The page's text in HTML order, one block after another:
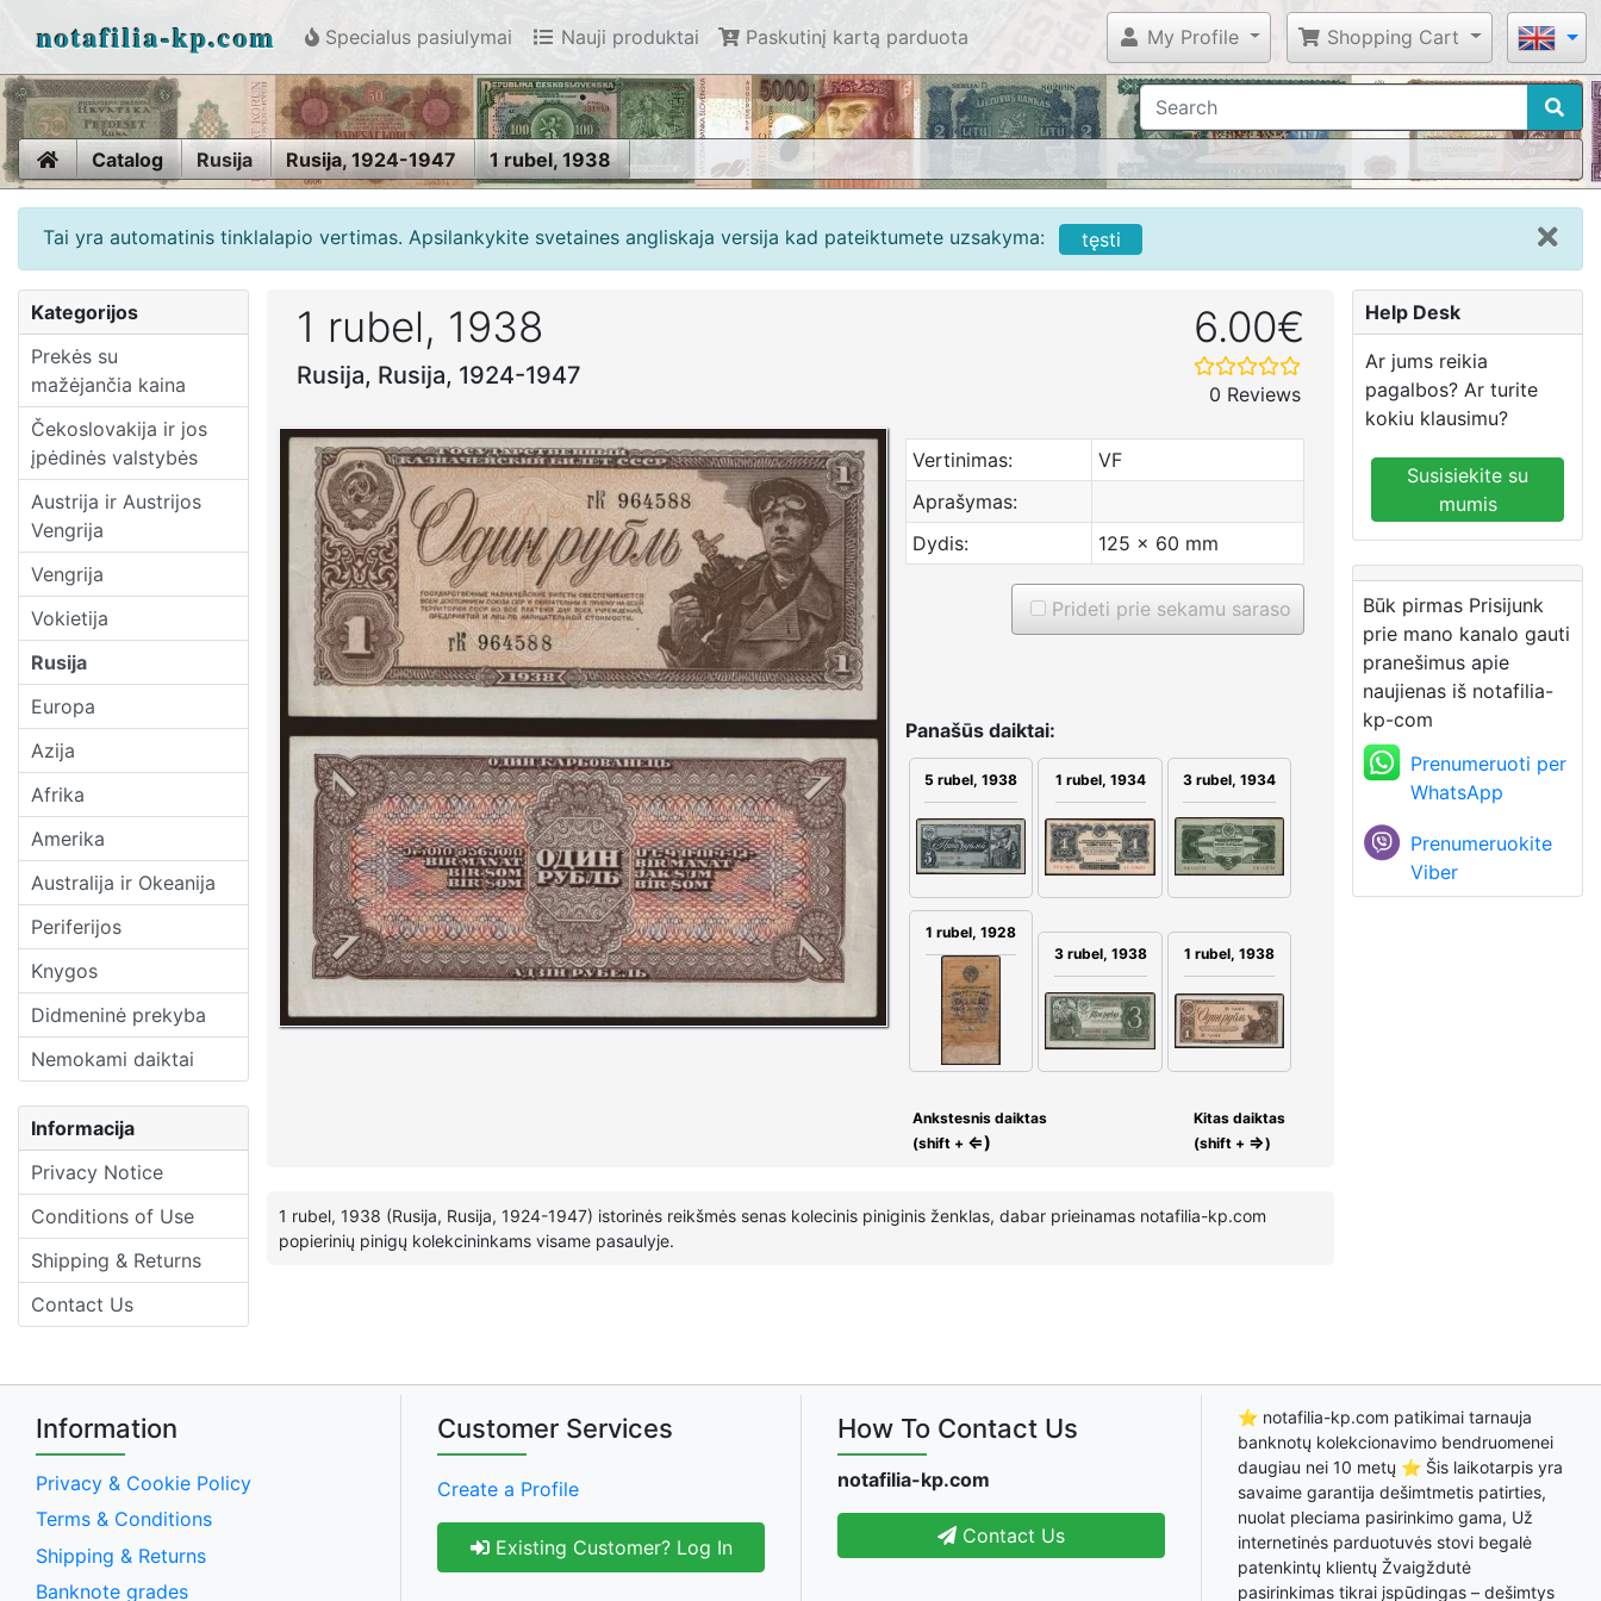
notafilia-kp.com Specialus pasiulymai Nauji produktai Paskutinį kartą parduota My Profile Shopping Cart
HomeCatalog Rusija Rusija, 1924-1947 1 rubel, 1938
Tai yra automatinis tinklalapio vertimas. Apsilankykite svetaines angliskaja versija kad pateiktumete uzsakyma: tęsti
Kategorijos
Prekės su
mažėjančia kaina
Čekoslovakija ir jos
įpėdinės valstybės
Austrija ir Austrijos
Vengrija
Vengrija
Vokietija
Rusija
Europa
Azija
Afrika
Amerika
Australija ir Okeanija
Periferijos
Knygos
Didmeninė prekyba
Nemokami daiktai
Informacija
Privacy Notice
Conditions of Use
Shipping & Returns
Contact Us
1 rubel, 1938
Rusija, Rusija, 1924-1947
6.00€
0 Reviews
Vertinimas:
VF
Aprašymas:
Dydis:
125 x 60 mm
Prideti prie sekamu saraso
Panašūs daiktai:
5 rubel, 1938 1 rubel, 1934 3 rubel, 1934
1 rubel, 1928
3 rubel, 1938
1 rubel, 1938
Ankstesnis daiktas
(shift + ⇐)
Kitas daiktas
(shift + ⇒)
1 rubel, 1938 (Rusija, Rusija, 1924-1947) istorinės reikšmės senas kolecinis piniginis ženklas, dabar prieinamas notafilia-kp.com
popierinių pinigų kolekcininkams visame pasaulyje.
Help Desk
Ar jums reikia
pagalbos? Ar turite
kokiu klausimu?
Susisiekite su
mumis
Būk pirmas Prisijunk
prie mano kanalo gauti
pranešimus apie
naujienas iš notafilia-
kp-com
Prenumeruoti per
WhatsApp
Prenumeruokite
Viber
Information
Privacy & Cookie Policy
Terms & Conditions
Shipping & Returns
Banknote grades
Customer Services
Create a Profile
Existing Customer? Log In
How To Contact Us
notafilia-kp.com
Contact Us
⭐ notafilia-kp.com patikimai tarnauja
banknotų kolekcionavimo bendruomenei
daugiau nei 10 metų ⭐ Šis laikotarpis yra
savaime garantija dešimtmetis patirties,
nuolat pleciama pasirinkimo gama, Už
internetinės parduotuvės stovi begalė
patenkintų klientų Žvaigždutė
pasirinkimas tikrai įspūdingas – dešimtys